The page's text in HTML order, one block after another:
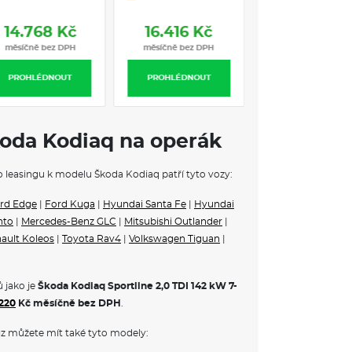
s pamětí, nastavením hloubky sedáku a
prostoru
opěrky v předních sedadlech
včetně subwooferu
let, do 100 000 km
VE VÝBAVA STUPNI
s hlídáním rychlosti (ISA)
prostoru
Suedia
PROHLÉDNOUT
14.768 Kč
měsíčně bez DPH
PROHLÉDNOUT
16.416 Kč
měsíčně bez DPH
Kodiaq na operák
leasingu k modelu Škoda Kodiaq patří tyto vozy:
Edge Ford Kuga Hyundai Santa Fe
Hyundai
Mercedes-Benz GLC Mitsubishi Outlander
Koleos Toyota Rav4 Volkswagen Tiguan
jako je Škoda Kodiaq Sportline 2,0 TDI 142 kW 7-
Kč měsíčně bez DPH
můžete mít také tyto modely: